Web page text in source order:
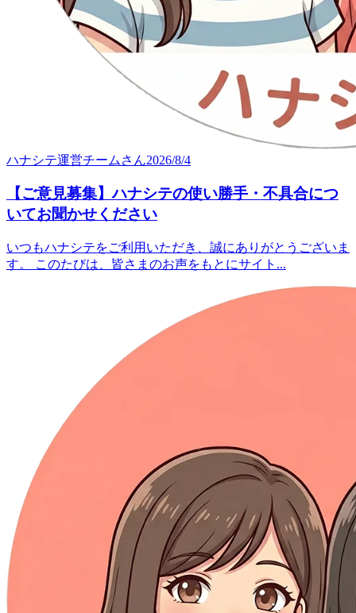
ハナシテ運営チーム さん2026/8/4
【ご意見募集】ハナシテの使い勝手・不具合につ
いてお聞かせください
いつもハナシテをご利用いただき、誠にありがとうございま
す。 このたびは、皆さまのお声をもとにサイト...